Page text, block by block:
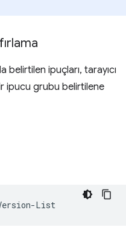
belirtilen ipuçları, tarayıcı
ipucu grubu belirtilene